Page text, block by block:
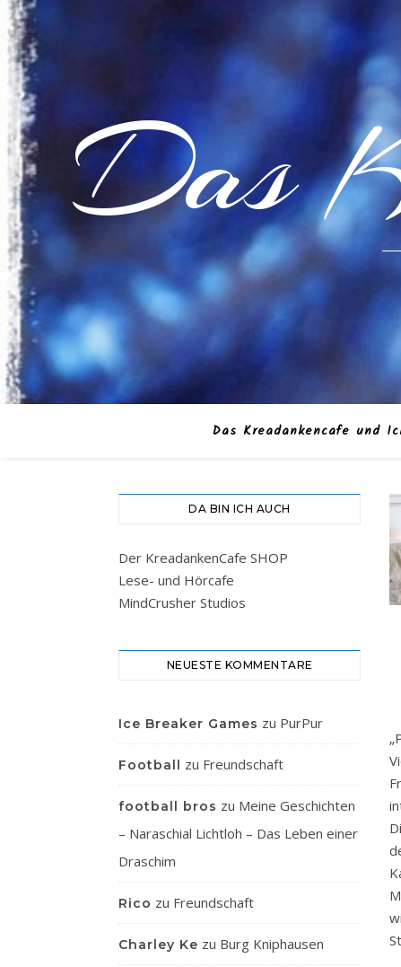
Das
Das Kreadankencafe und
DA BIN ICH AUCH
Der KreadankenCafe SHOP
Lese- und Hörcafe
MindCrusher Studios
NEUESTE KOMMENTARE
Ice Breaker Games zu PurPur
Football zu Freundschaft
football bros zu Meine Geschichten
– Naraschial Lichtloh – Das Leben einer
Draschim
Rico zu Freundschaft
Charley Ke zu Burg Kniphausen